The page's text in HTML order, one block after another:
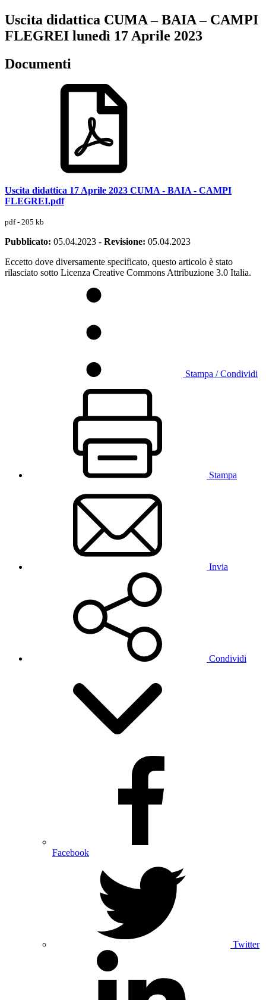
Uscita didattica CUMA – BAIA – CAMPI
FLEGREI lunedì 17 Aprile 2023
Documenti
Uscita didattica 17 Aprile 2023 CUMA - BAIA - CAMPI
FLEGREI.pdf
pdf - 205 kb
Pubblicato: 05.04.2023 - Revisione: 05.04.2023
Eccetto dove diversamente specificato, questo articolo è stato
rilasciato sotto Licenza Creative Commons Attribuzione 3.0 Italia.
Stampa / Condividi
Stampa
Invia
Condividi
Facebook
Twitter